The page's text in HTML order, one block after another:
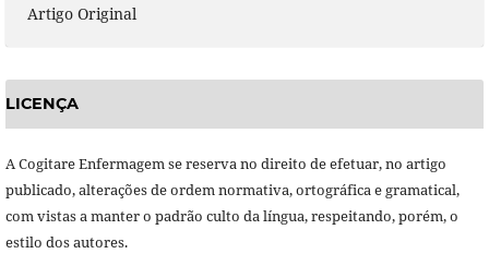
Artigo Original
LICENÇA
A Cogitare Enfermagem se reserva no direito de efetuar, no artigo
publicado, alterações de ordem normativa, ortográfica e gramatical,
com vistas a manter o padrão culto da língua, respeitando, porém, o
estilo dos autores.